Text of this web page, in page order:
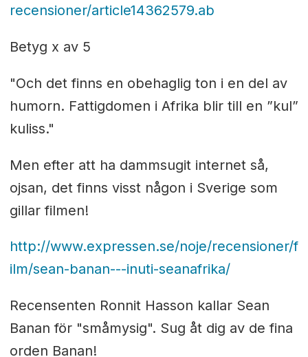
recensioner/article14362579.ab
Betyg x av 5
"Och det finns en obehaglig ton i en del av
humorn. Fattigdomen i Afrika blir till en ”kul”
kuliss."
Men efter att ha dammsugit internet så,
ojsan, det finns visst någon i Sverige som
gillar filmen!
http://www.expressen.se/noje/recensioner/f
ilm/sean-banan---inuti-seanafrika/
Recensenten Ronnit Hasson kallar Sean
Banan för "småmysig". Sug åt dig av de fina
orden Banan!